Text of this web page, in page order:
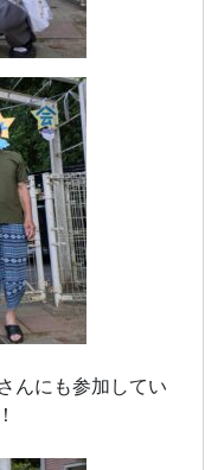
んにも参加してい